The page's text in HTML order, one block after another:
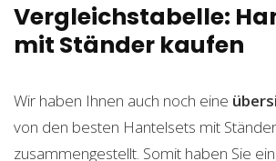
Vergleichstabelle:
mit Ständer kaufen
Wir haben Ihnen auch noch eine
von den besten Hantelsets mit Ständer
zusammengestellt. Somit haben Sie